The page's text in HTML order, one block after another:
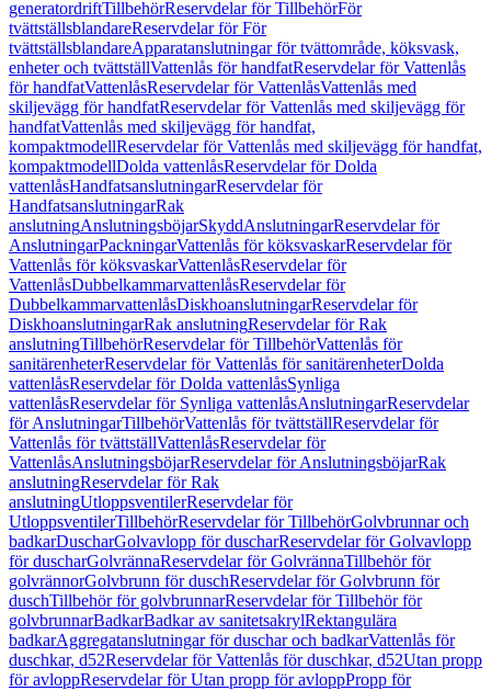
generatordriftTillbehörReservdelar för TillbehörFör
tvättställsblandareReservdelar för För
tvättställsblandareApparatanslutningar för tvättområde, köksvask,
enheter och tvättställVattenlås för handfatReservdelar för Vattenlås
för handfatVattenlåsReservdelar för VattenlåsVattenlås med
skiljevägg för handfatReservdelar för Vattenlås med skiljevägg för
handfatVattenlås med skiljevägg för handfat,
kompaktmodellReservdelar för Vattenlås med skiljevägg för handfat,
kompaktmodellDolda vattenlåsReservdelar för Dolda
vattenlåsHandfatsanslutningarReservdelar för
HandfatsanslutningarRak
anslutningAnslutningsböjarSkyddAnslutningarReservdelar för
AnslutningarPackningarVattenlås för köksvaskarReservdelar för
Vattenlås för köksvaskarVattenlåsReservdelar för
VattenlåsDubbelkammarvattenlåsReservdelar för
DubbelkammarvattenlåsDiskhoanslutningarReservdelar för
DiskhoanslutningarRak anslutningReservdelar för Rak
anslutningTillbehörReservdelar för TillbehörVattenlås för
sanitärenheterReservdelar för Vattenlås för sanitärenheterDolda
vattenlåsReservdelar för Dolda vattenlåsSynliga
vattenlåsReservdelar för Synliga vattenlåsAnslutningarReservdelar
för AnslutningarTillbehörVattenlås för tvättställReservdelar för
Vattenlås för tvättställVattenlåsReservdelar för
VattenlåsAnslutningsböjarReservdelar för AnslutningsböjarRak
anslutningReservdelar för Rak
anslutningUtloppsventilerReservdelar för
UtloppsventilerTillbehörReservdelar för TillbehörGolvbrunnar och
badkarDuscharGolvavlopp för duscharReservdelar för Golvavlopp
för duscharGolvrännaReservdelar för GolvrännaTillbehör för
golvrännorGolvbrunn för duschReservdelar för Golvbrunn för
duschTillbehör för golvbrunnarReservdelar för Tillbehör för
golvbrunnarBadkarBadkar av sanitetsakrylRektangulära
badkarAggregatanslutningar för duschar och badkarVattenlås för
duschkar, d52Reservdelar för Vattenlås för duschkar, d52Utan propp
för avloppReservdelar för Utan propp för avloppPropp för